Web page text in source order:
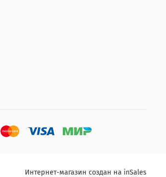
Интернет-магазин создан на inSales